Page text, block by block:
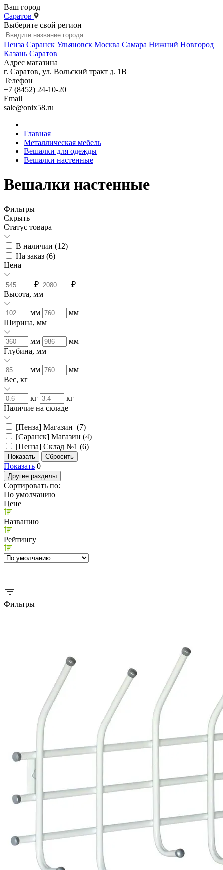
Ваш город
Саратов
Выберите свой регион
Пенза Саранск Ульяновск Москва Самара Нижний Новгород
Казань Саратов
Адрес магазина
г. Саратов, ул. Вольский тракт д. 1В
Телефон
+7 (8452) 24-10-20
Email
sale@onix58.ru
Главная
Металлическая мебель
Вешалки для одежды
Вешалки настенные
Вешалки настенные
Фильтры
Скрыть
Статус товара
В наличии (12)
На заказ (6)
Цена
₽
₽
Высота, мм
мм
мм
Ширина, мм
мм
мм
Глубина, мм
мм
мм
Вес, кг
кг
кг
Наличие на складе
[Пенза] Магазин (7)
[Саранск] Магазин (4)
[Пенза] Склад №1 (6)
Показать 0
Другие разделы
Сортировать по:
По умолчанию
Цене
Названию
Рейтингу
Фильтры